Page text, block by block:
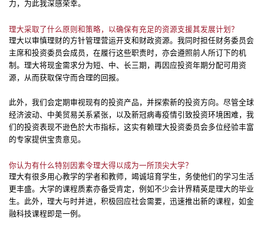
力，为此我深感荣幸。
理大采取了什么原则和策略，以确保有充足的资源支援其发展计划？
理大以审慎理财的方针管理营运开支和财政资源。我同时担任财务委员会
主席和投资委员会成员，在履行这些职责时，亦会遵照前人所订下的机
制。理大将现金需求分为短、中、长三期，再因应投资年期分配可用资
源，从而获取保守而合理的回报。
此外，我们会定期审视现有的投资产品，并探索新的投资方向。尽管全球
经济波动、中美贸易关系紧张，以及新冠病毒疫情引致投资环境困难，我
们的投资表现不逊色於大市指标，这实有赖理大投资委员会多位经验丰富
的专家提供宝贵意见。
你认为有什么特别因素令理大得以成为一所顶尖大学？
理大有很多用心教学的学者和教师，竭诚培育学生，务使他们的学习生活
更丰盛。大学的课程质素亦备受肯定，例如不少会计界精英是理大的毕业
生。此外，理大与时并进，积极回应社会需要，迅速推出新的课程，如金
融科技课程即是一例。